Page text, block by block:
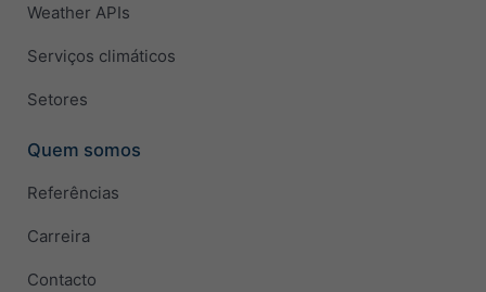
Weather APIs
Serviços climáticos
Setores
Quem somos
Referências
Carreira
Contacto